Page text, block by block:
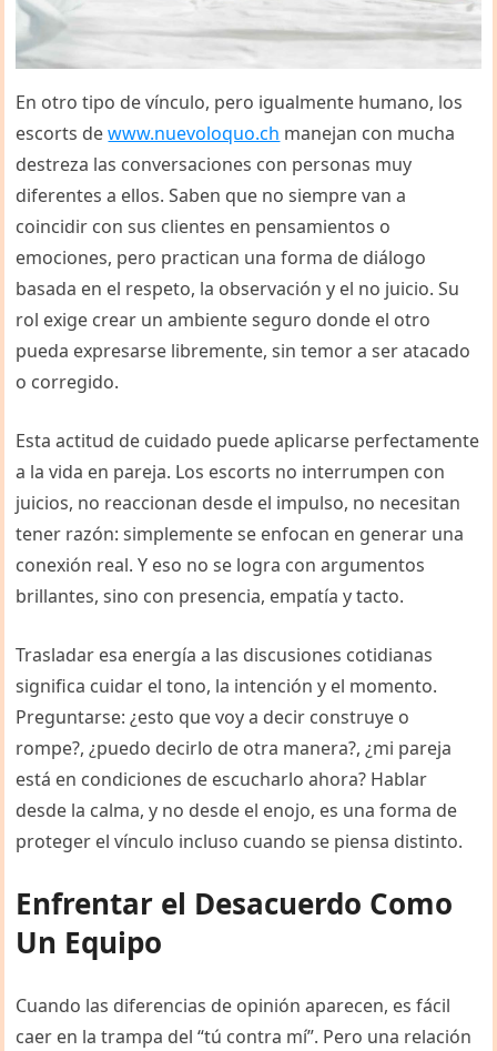
En otro tipo de vínculo, pero igualmente humano, los
escorts dewww.nuevoloquo.ch manejan con mucha
destreza las conversaciones con personas muy
diferentes a ellos. Saben que no siempre van a
coincidir con sus clientes en pensamientos o
emociones, pero practican una forma de diálogo
basada en el respeto, la observación y el no juicio. Su
rol exige crear un ambiente seguro donde el otro
pueda expresarse libremente, sin temor a ser atacado
o corregido.
Esta actitud de cuidado puede aplicarse perfectamente
a la vida en pareja. Los escorts no interrumpen con
juicios, no reaccionan desde el impulso, no necesitan
tener razón: simplemente se enfocan en generar una
conexión real. Y eso no se logra con argumentos
brillantes, sino con presencia, empatía y tacto.
Trasladar esa energía a las discusiones cotidianas
significa cuidar el tono, la intención y el momento.
Preguntarse: ¿esto que voy a decir construye o
rompe?, ¿puedo decirlo de otra manera?, ¿mi pareja
está en condiciones de escucharlo ahora? Hablar
desde la calma, y no desde el enojo, es una forma de
proteger el vínculo incluso cuando se piensa distinto.
Enfrentar el Desacuerdo Como
Un Equipo
Cuando las diferencias de opinión aparecen, es fácil
caer en la trampa del “tú contra mí”. Pero una relación